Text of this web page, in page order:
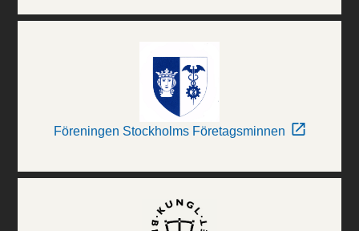
Föreningen Stockholms Företagsminnen